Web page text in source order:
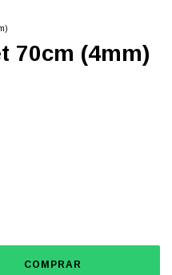
70cm (4mm)